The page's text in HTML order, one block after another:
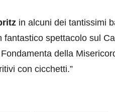
in alcuni dei tantissimi
fantastico spettacolo sul
della
con cicchetti.”